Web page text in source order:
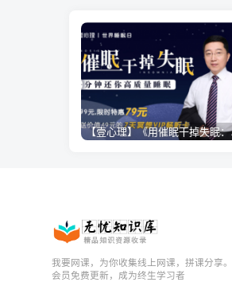
【壹
我要网课，为你收集线上网课，拼课分享
会员免费更新，成为终生学习者